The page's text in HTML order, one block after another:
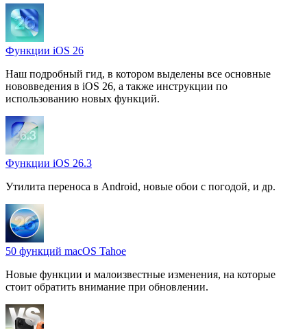
Функции iOS 26
Наш подробный гид, в котором выделены все основные
нововведения в iOS 26, а также инструкции по
использованию новых функций.
Функции iOS 26.3
Утилита переноса в Android, новые обои с погодой, и др.
50 функций macOS Tahoe
Новые функции и малоизвестные изменения, на которые
стоит обратить внимание при обновлении.